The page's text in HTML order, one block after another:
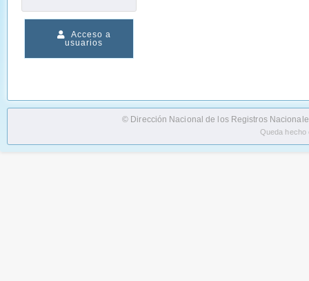
Acceso a
usuarios
© Dirección Nacional de los Registros
Queda hecho